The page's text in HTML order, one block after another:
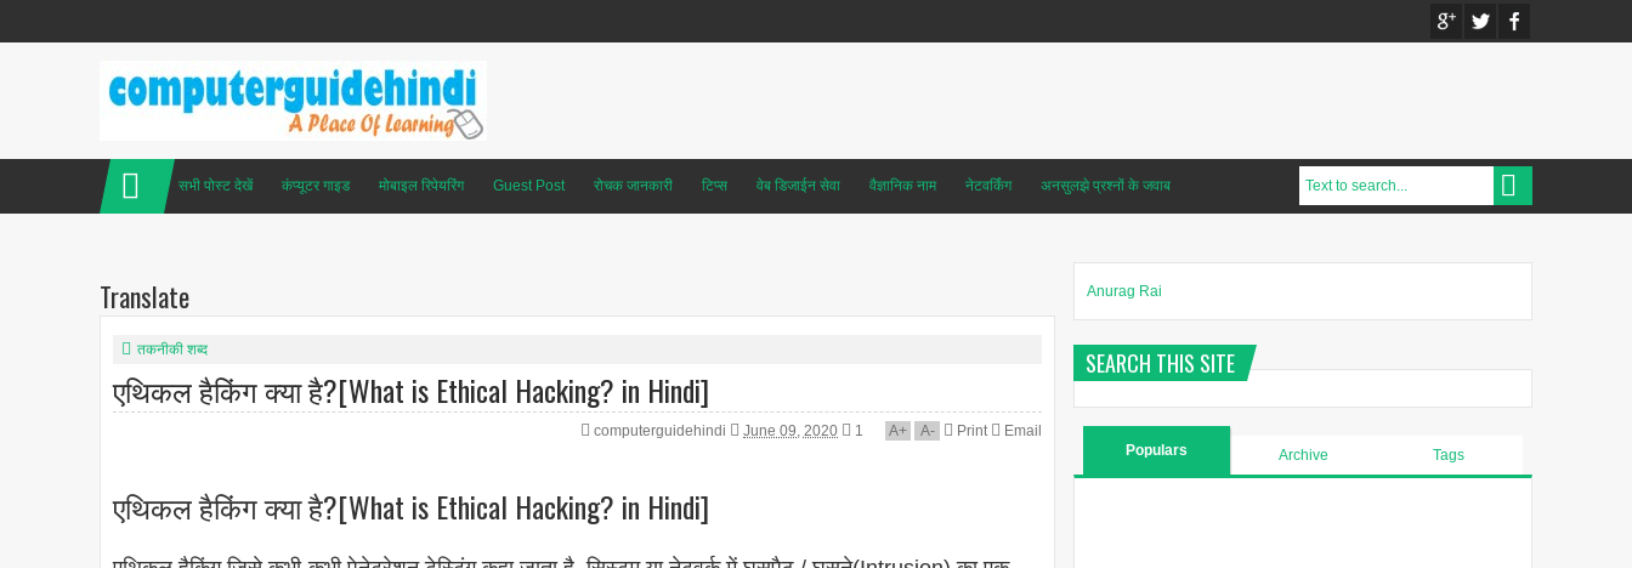
सभी पोस्ट देखें कंप्यूटर गाइड मोबाइल रिपेयरिंग Guest Post रोचक जानकारी टिप्स वेब डिजाईन सेवा वैज्ञानिक नाम नेटवर्किंग अनसुलझे प्रश्नों के जवाब
Translate
तकनीकी शब्द
एथिकल हैकिंग क्या है?[What is Ethical Hacking? in Hindi]
computerguidehindi June 09, 2020 1 A+ A- Print Email
एथिकल हैकिंग क्या है?[What is Ethical Hacking? in Hindi]
Anurag Rai
SEARCH THIS SITE
Populars Archive Tags